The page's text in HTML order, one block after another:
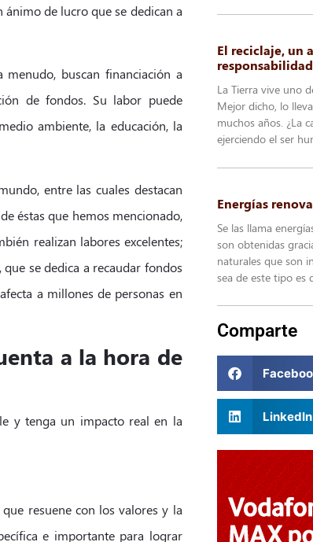
ánimo de lucro que se dedican a
buscan financiación a
de fondos. Su labor puede
ambiente, la educación, la
entre las cuales destacan
éstas que hemos mencionado,
realizan labores excelentes;
que se dedica a recaudar fondos
a millones de personas en
a la hora de
y tenga un impacto real en la
resuene con los valores y la
e importante para lograr
El reciclaje, un
La Tierra vive uno
Mejor dicho, lo
muchos años. ¿La
ejerciendo el ser
Energías
Se las llama
son obtenidas
naturales que son
sea de este tipo es
Comparte
LinkedIn